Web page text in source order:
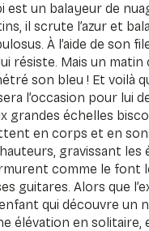
est un balayeur de
il scrute l’azur et
À l’aide de son
résiste. Mais un
son bleu ! Et voilà
l’occasion pour lui
grandes échelles
en corps et en
gravissant les
comme le font
guitares. Alors que
qui découvre un
élévation en